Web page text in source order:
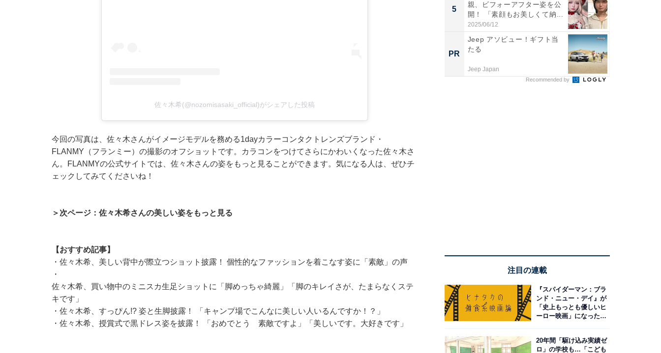
佐々木希(@nozomisasaki_official)がシェアした投稿
今回の写真は、佐々木さんがイメージモデルを務める1dayカラーコンタクトレンズブランド・
FLANMY（フランミー）の撮影のオフショットです。カラコンをつけてさらにかわいくなった佐々木さ
ん。FLANMYの公式サイトでは、佐々木さんの姿をもっと見ることができます。気になる人は、ぜひチ
ェックしてみてくださいね！
＞次ページ：佐々木希さんの美しい姿をもっと見る
【おすすめ記事】
・ 佐々木希、美しい背中が際立つショット披露！ 個性的なファッションを着こなす姿に「素敵」の声
・
佐々木希、買い物中のミニスカ生足ショットに「脚めっちゃ綺麗」「脚のキレイさが、たまらなくステ
キです」
・ 佐々木希、すっぴん!? 姿と生脚披露！ 「キャンプ場でこんなに美しい人いるんですか！？」
・ 佐々木希、授賞式で黒ドレス姿を披露！ 「おめでとう 素敵ですよ」「美しいです。大好きです」
5
親、ビフォーアフター姿を公
開！ 「素顔もお美しくて納...
2025/06/12
PR
Jeep アソビュー！ギフト当
たる
Jeep Japan
Recommended by
注目の連載
『スパイダーマン：ブラ
ンド・ニュー・デイ』が
「史上もっとも優しいヒ
ーロー映画」になった理
20年間「駆け込み実績ゼ
ロ」の学校も…「こども